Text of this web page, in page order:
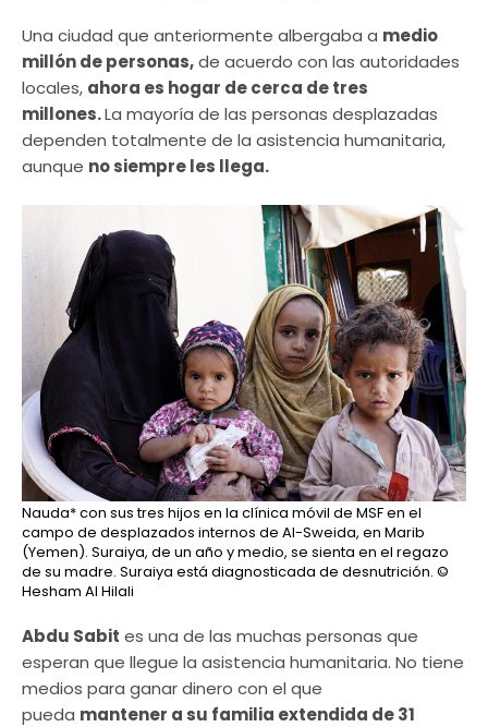
Una ciudad que anteriormente albergaba a medio
millón de personas,de acuerdo con las autoridades
locales, ahora es hogar de cerca de tres
millones.La mayoría de las personas desplazadas
dependen totalmente de la asistencia humanitaria,
aunque no siempre les llega.
Nauda* con sus tres hijos en la clínica móvil de MSF en el
campo de desplazados internos de Al-Sweida, en Marib
(Yemen). Suraiya, de un año y medio, se sienta en el regazo
de su madre. Suraiya está diagnosticada de desnutrición. ©
Hesham Al Hilali
Abdu Sabit es una de las muchas personas que
esperan que llegue la asistencia humanitaria. No tiene
medios para ganar dinero con el que
pueda mantener a su familia extendida de 31